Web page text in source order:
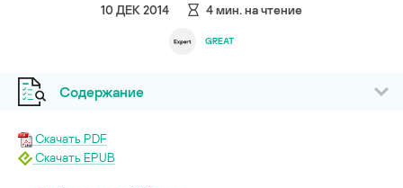
10 ДЕК 2014 4мин. на чтение
GREAT
Содержание
Скачать PDF
Скачать EPUB